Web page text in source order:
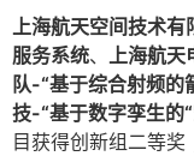
上海航天空间技术
服务系统、 上海航天
队-“基于综合射频的
技-“基于数字孪生的
目获得创新组二等奖